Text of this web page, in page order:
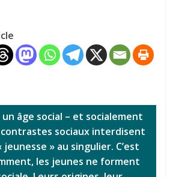
âge social – et socialement
sociaux interdisent
jeunesse » au singulier. C’est
les jeunes ne forment